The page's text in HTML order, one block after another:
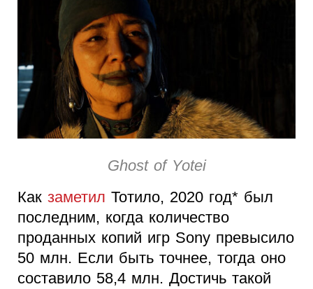
Ghost of Yotei
Как заметил Тотило, 2020 год* был
последним, когда количество
проданных копий игр Sony превысило
50 млн. Если быть точнее, тогда оно
составило 58,4 млн. Достичь такой